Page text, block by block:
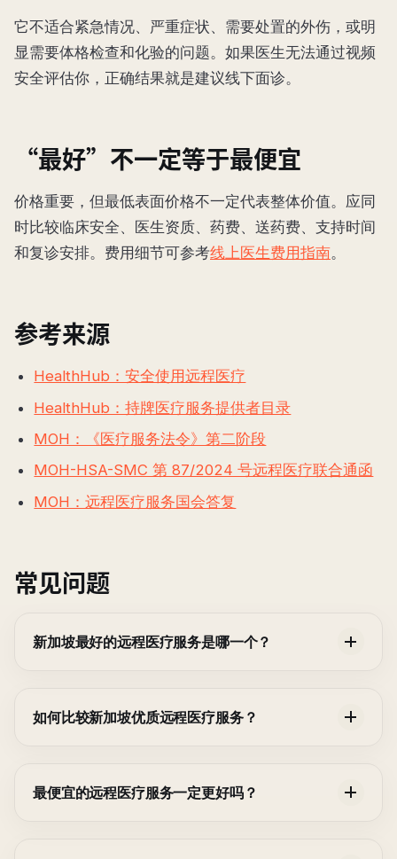
它不适合紧急情况、严重症状、需要处置的外伤，或明
显需要体格检查和化验的问题。如果医生无法通过视频
安全评估你，正确结果就是建议线下面诊。
“最好”不一定等于最便宜
价格重要，但最低表面价格不一定代表整体价值。应同
时比较临床安全、医生资质、药费、送药费、支持时间
和复诊安排。费用细节可参考线上医生费用指南。
参考来源
HealthHub：安全使用远程医疗
HealthHub：持牌医疗服务提供者目录
MOH：《医疗服务法令》第二阶段
MOH-HSA-SMC 第 87/2024 号远程医疗联合通函
MOH：远程医疗服务国会答复
常见问题
新加坡最好的远程医疗服务是哪一个？
如何比较新加坡优质远程医疗服务？
最便宜的远程医疗服务一定更好吗？